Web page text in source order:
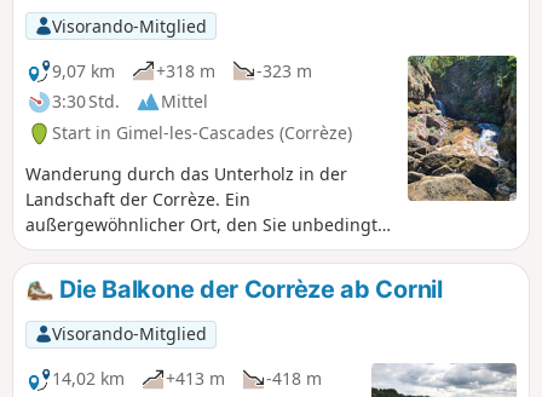
Visorando-Mitglied
9,07 km
+318 m
-323 m
3:30 Std.
Mittel
Start in Gimel-les-Cascades (Corrèze)
Wanderung durch das Unterholz in der
Landschaft der Corrèze. Ein
außergewöhnlicher Ort, den Sie unbedingt
besuchen sollten: Gimel und seine
Wasserfälle.
Die Balkone der Corrèze ab Cornil
Visorando-Mitglied
14,02 km
+413 m
-418 m